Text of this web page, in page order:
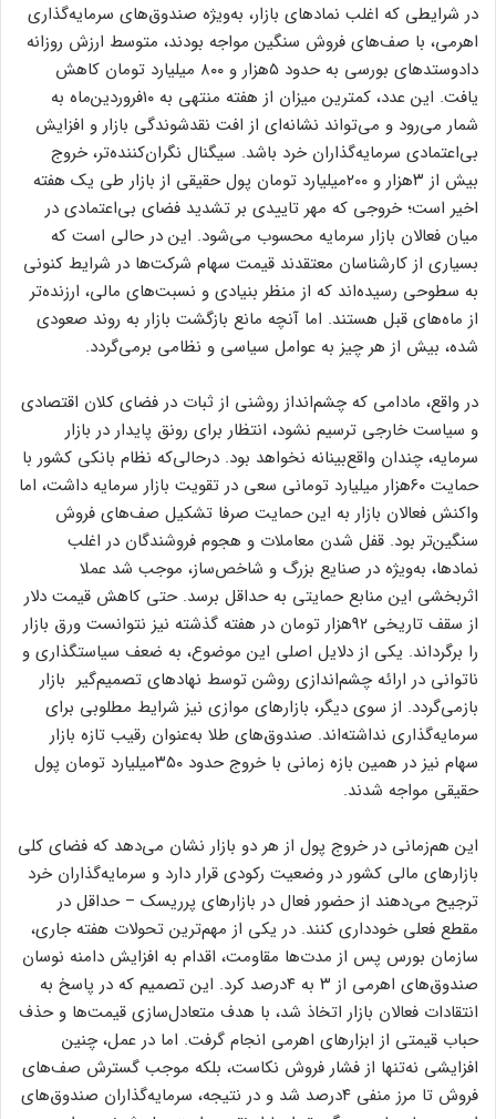
در شرایطی که اغلب نمادهای بازار، به‌‌‌ویژه صندوق‌های سرمایه‌گذاری
اهرمی، با صف‌‌‌های فروش سنگین مواجه بودند، متوسط ارزش روزانه
دادوستدهای بورسی به حدود ۵‌هزار و ۸۰۰ میلیارد تومان کاهش
یافت. این عدد، کمترین میزان از هفته منتهی به ۱۰فروردین‌‌‌ماه به
‌‌‌شمار می‌رود و می‌تواند نشانه‌‌‌ای از افت نقدشوندگی بازار و افزایش
بی‌‌‌اعتمادی سرمایه‌گذاران خرد باشد. سیگنال نگران‌‌‌کننده‌‌‌تر، خروج
بیش از ۳‌هزار و ۲۰۰میلیارد تومان پول حقیقی از بازار طی یک هفته
اخیر است؛ خروجی که مهر تاییدی بر تشدید فضای بی‌‌‌اعتمادی در
میان فعالان بازار سرمایه محسوب می‌شود. این در حالی است که
بسیاری از کارشناسان معتقدند قیمت سهام شرکت‌ها در شرایط کنونی
به سطوحی رسیده‌‌‌اند که از منظر بنیادی و نسبت‌‌‌های مالی، ارزنده‌‌‌تر
از ماه‌‌‌های قبل هستند. اما آنچه مانع بازگشت بازار به روند صعودی
شده، بیش از هر چیز به عوامل سیاسی و نظامی برمی‌‌‌گردد.
در واقع، مادامی که چشم‌‌‌انداز روشنی از ثبات در فضای کلان اقتصادی
و سیاست خارجی ترسیم نشود، انتظار برای رونق پایدار در بازار
سرمایه، چندان واقع‌‌‌بینانه نخواهد بود. در‌حالی‌که نظام بانکی کشور با
حمایت ۶۰‌هزار میلیارد تومانی سعی در تقویت بازار سرمایه داشت، اما
واکنش فعالان بازار به این حمایت صرفا تشکیل صف‌‌‌های فروش
سنگین‌‌‌تر بود. قفل ‌‌‌شدن معاملات و هجوم فروشندگان در اغلب
نمادها، به‌‌‌ویژه در صنایع بزرگ و شاخص‌‌‌ساز، موجب شد عملا
اثربخشی این منابع حمایتی به حداقل برسد. حتی کاهش قیمت دلار
از سقف تاریخی ۹۲‌هزار تومان در هفته گذشته نیز نتوانست ورق بازار
را برگرداند. یکی از دلایل اصلی این موضوع، به ضعف سیاستگذاری و
ناتوانی در ارائه چشم‌‌‌اندازی روشن توسط نهادهای تصمیم‌گیر بازار
بازمی‌گردد. از سوی دیگر، بازارهای موازی نیز شرایط مطلوبی برای
سرمایه‌گذاری نداشته‌‌‌اند. صندوق‌های طلا به‌‌‌عنوان رقیب تازه بازار
سهام نیز در همین بازه زمانی با خروج حدود ۳۵۰میلیارد تومان پول
حقیقی مواجه شدند.
این هم‌‌‌زمانی در خروج پول از هر دو بازار نشان می‌دهد که فضای کلی
بازارهای مالی کشور در وضعیت رکودی قرار دارد و سرمایه‌گذاران خرد
ترجیح می‌دهند از حضور فعال در بازارهای پرریسک – حداقل در
مقطع فعلی خودداری کنند. در یکی از مهم‌ترین تحولات هفته جاری،
سازمان بورس پس از مدت‌‌‌ها مقاومت، اقدام به افزایش دامنه نوسان
صندوق‌های اهرمی از ۳ به ۴‌درصد کرد. این تصمیم که در پاسخ به
انتقادات فعالان بازار اتخاذ شد، با هدف متعادل‌‌‌سازی قیمت‌ها و حذف
حباب قیمتی از ابزارهای اهرمی انجام گرفت. اما در عمل، چنین
افزایشی نه‌‌‌تنها از فشار فروش نکاست، بلکه موجب گسترش صف‌‌‌های
فروش تا مرز منفی ۴‌درصد شد و در نتیجه، سرمایه‌گذاران صندوق‌های